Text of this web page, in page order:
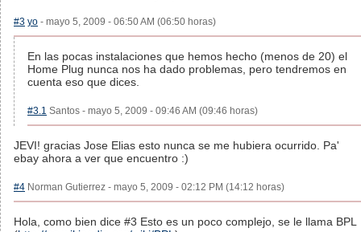
#3 yo - mayo 5, 2009 - 06:50 AM (06:50 horas)
En las pocas instalaciones que hemos hecho (menos de 20) el
Home Plug nunca nos ha dado problemas, pero tendremos en
cuenta eso que dices.
#3.1 Santos - mayo 5, 2009 - 09:46 AM (09:46 horas)
JEVI! gracias Jose Elias esto nunca se me hubiera ocurrido. Pa'
ebay ahora a ver que encuentro :)
#4 Norman Gutierrez - mayo 5, 2009 - 02:12 PM (14:12 horas)
Hola, como bien dice #3 Esto es un poco complejo, se le llama BPL